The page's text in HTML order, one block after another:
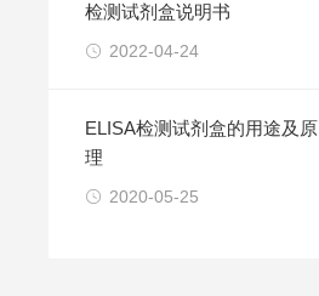
检测试剂盒说明书
2022-04-24
ELISA检测试剂盒的用途及原
理
2020-05-25